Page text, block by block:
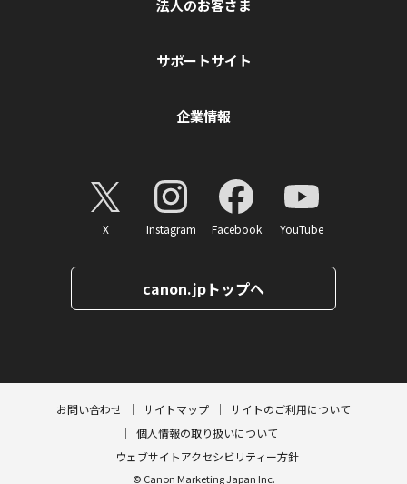
法人のお客さま
サポートサイト
企業情報
X Instagram Facebook YouTube
canon.jpトップへ
お問い合わせ サイトマップ
サイトのご利用について
個人情報の取り扱いについて
ウェブサイトアクセシビリティー方針
© Canon Marketing Japan Inc.